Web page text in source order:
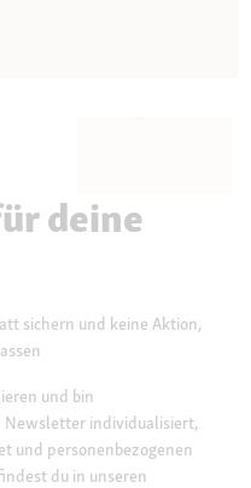
deine
sichern und keine Aktion,
und bin
Newsletter individualisiert,
und personenbezogenen
du in unseren